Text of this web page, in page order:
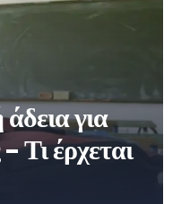
για
Τι έρχεται